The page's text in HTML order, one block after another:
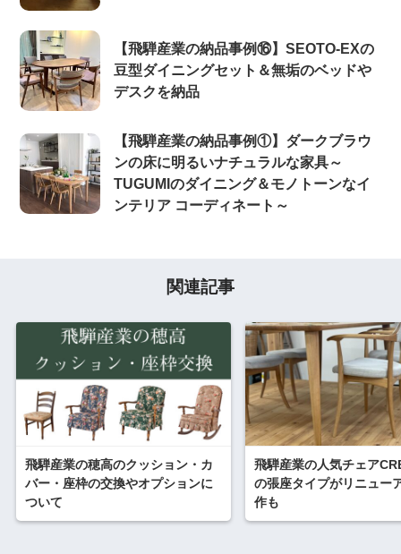
【飛騨産業の納品事例⑯】SEOTO-EXの
豆型ダイニングセット＆無垢のベッドや
デスクを納品
【飛騨産業の納品事例①】ダークブラウ
ンの床に明るいナチュラルな家具～
TUGUMIのダイニング＆モノトーンなイ
ンテリア コーディネート～
関連記事
飛騨産業の穂高のクッション・カ
バー・座枠の交換やオプションに
ついて
飛騨産業の人気チェア
の張座タイプがリニュー
作も